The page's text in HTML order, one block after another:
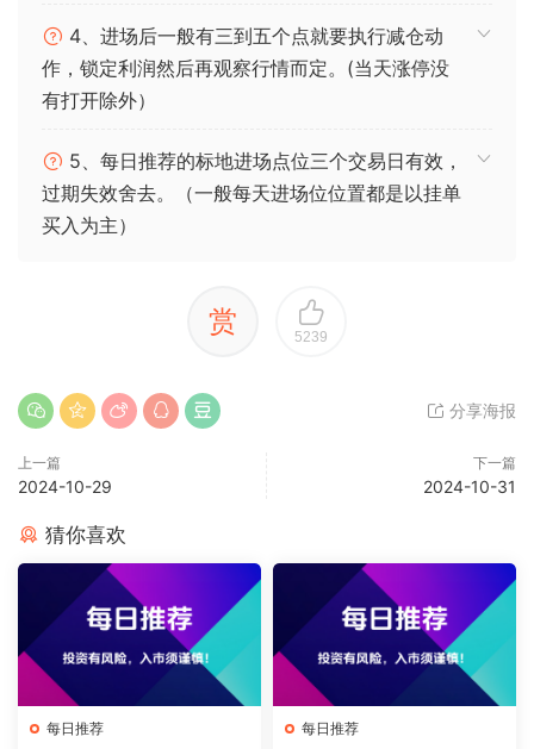
4、进场后一般有三到五个点就要执行减仓动
作，锁定利润然后再观察行情而定。(当天涨停没
有打开除外）
5、每日推荐的标地进场点位三个交易日有效，
过期失效舍去。（一般每天进场位位置都是以挂单
买入为主）
赏 5239
分享海报
上一篇
2024-10-29
下一篇
2024-10-31
猜你喜欢
每日推荐
每日推荐